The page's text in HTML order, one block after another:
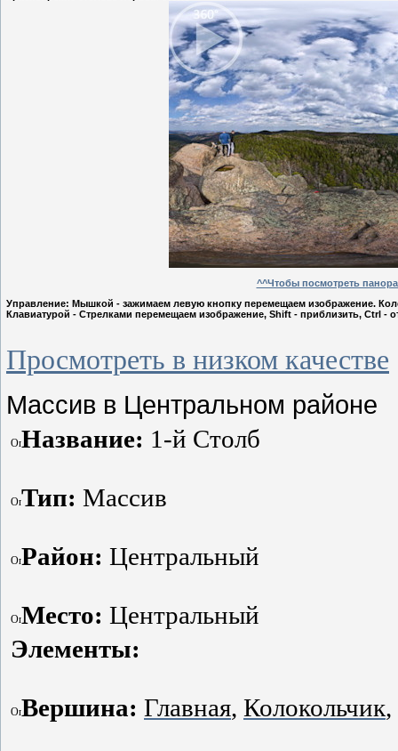
^^Чтобы посмотреть
Управление: Мышкой - зажимаем левую кнопку перемещаем изображение.
Клавиатурой - Стрелками перемещаем изображение, Shift - приблизить, Ctrl -
Просмотреть в низком качестве
Массив в Центральном районе
Название: 1-й Столб
Тип: Массив
Район: Центральный
Место: Центральный
Элементы:
Вершина: Главная, Колокольчик,